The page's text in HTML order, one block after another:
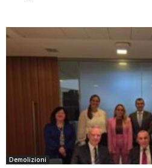
Demolizioni